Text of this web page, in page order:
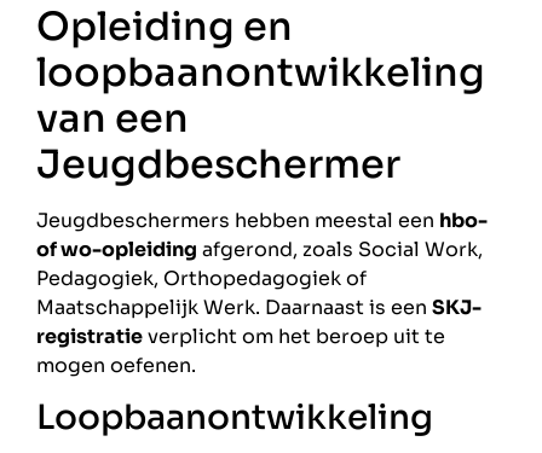
Opleiding en
loopbaanontwikkeling
van een
Jeugdbeschermer
Jeugdbeschermers hebben meestal een hbo-
of wo-opleiding afgerond, zoals Social Work,
Pedagogiek, Orthopedagogiek of
Maatschappelijk Werk. Daarnaast is een SKJ-
registratieverplicht om het beroep uit te
mogen oefenen.
Loopbaanontwikkeling